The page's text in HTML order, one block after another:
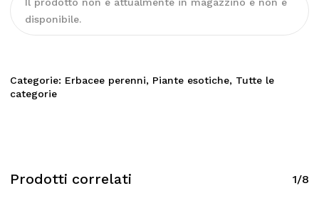
disponibile.
Categorie: Erbacee perenni, Piante esotiche, Tutte le
categorie
Prodotti correlati 1/8